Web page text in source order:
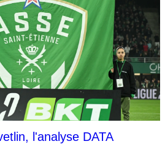
l'analyse DATA